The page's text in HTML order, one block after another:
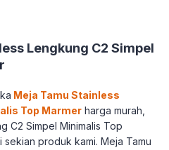
Lengkung C2 Simpel
Meja Tamu Stainless
Top Marmer harga murah,
C2 Simpel Minimalis Top
sekian produk kami. Meja Tamu